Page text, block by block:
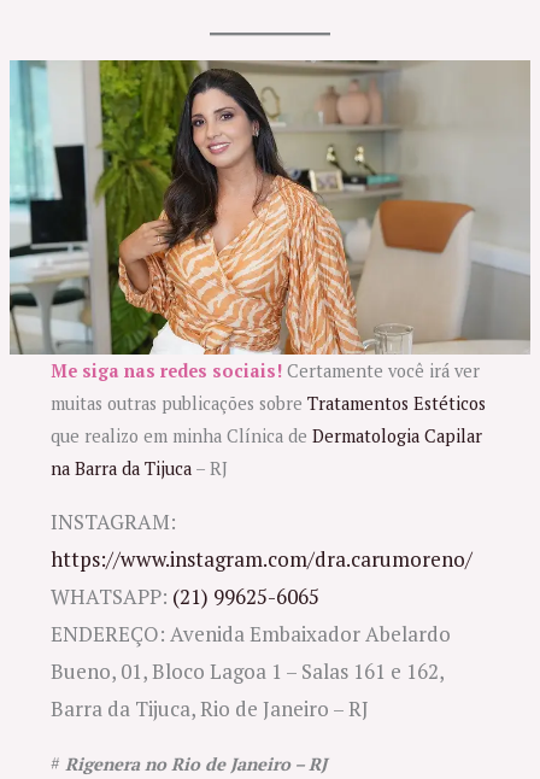
Me siga nas redes sociais! Certamente você irá ver
muitas outras publicações sobreTratamentos Estéticos
que realizo em minha Clínica deDermatologia Capilar
na Barra da Tijuca – RJ
INSTAGRAM:
https://www.instagram.com/dra.carumoreno/
WHATSAPP: (21) 99625-6065
ENDEREÇO: Avenida Embaixador Abelardo
Bueno, 01, Bloco Lagoa 1 – Salas 161 e 162,
Barra da Tijuca, Rio de Janeiro – RJ
# Rigenera no Rio de Janeiro – RJ